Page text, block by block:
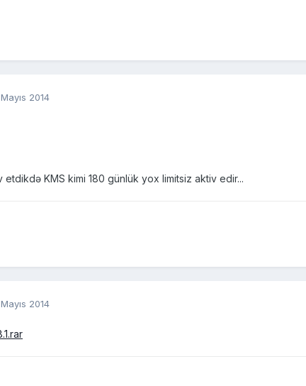
2014
etdikdə KMS kimi 180 günlük yox limitsiz aktiv edir...
2014